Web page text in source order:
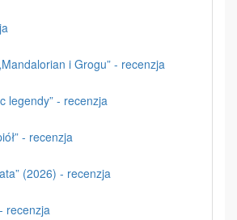
i Grogu” - recenzja
legendy” - recenzja
- recenzja
(2026) - recenzja
recenzja